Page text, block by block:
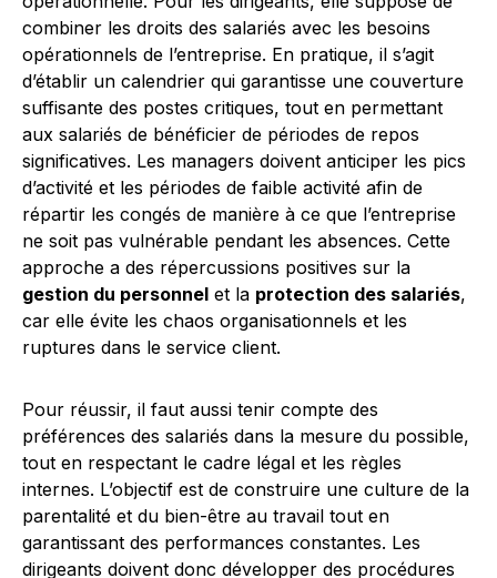
combiner les droits des salariés avec les besoins
opérationnels de l’entreprise. En pratique, il s’agit
d’établir un calendrier qui garantisse une couverture
suffisante des postes critiques, tout en permettant
aux salariés de bénéficier de périodes de repos
significatives. Les managers doivent anticiper les pics
d’activité et les périodes de faible activité afin de
répartir les congés de manière à ce que l’entreprise
ne soit pas vulnérable pendant les absences. Cette
approche a des répercussions positives sur la
gestion du personnel et la protection des salariés,
car elle évite les chaos organisationnels et les
ruptures dans le service client.
Pour réussir, il faut aussi tenir compte des
préférences des salariés dans la mesure du possible,
tout en respectant le cadre légal et les règles
internes. L’objectif est de construire une culture de la
parentalité et du bien-être au travail tout en
garantissant des performances constantes. Les
dirigeants doivent donc développer des procédures